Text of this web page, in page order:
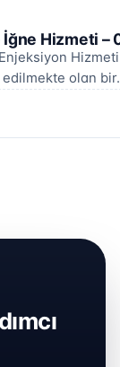
Hizmeti –
edilmekte olan